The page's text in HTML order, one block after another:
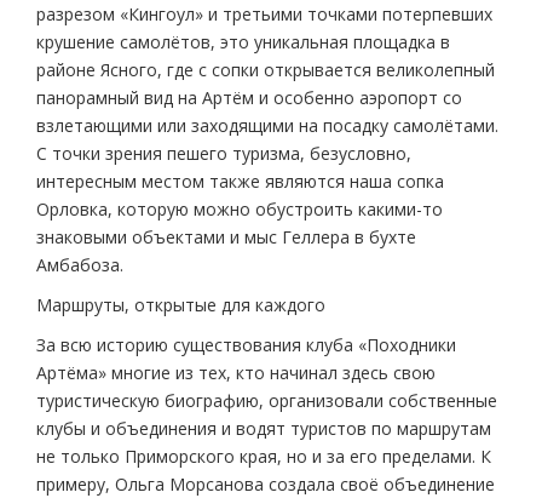
разрезом «Кингоул» и третьими точками потерпевших
крушение самолётов, это уникальная площадка в
районе Ясного, где с сопки открывается великолепный
панорамный вид на Артём и особенно аэропорт со
взлетающими или заходящими на посадку самолётами.
С точки зрения пешего туризма, безусловно,
интересным местом также являются наша сопка
Орловка, которую можно обустроить какими-то
знаковыми объектами и мыс Геллера в бухте
Амбабоза.
Маршруты, открытые для каждого
За всю историю существования клуба «Походники
Артёма» многие из тех, кто начинал здесь свою
туристическую биографию, организовали собственные
клубы и объединения и водят туристов по маршрутам
не только Приморского края, но и за его пределами. К
примеру, Ольга Морсанова создала своё объединение